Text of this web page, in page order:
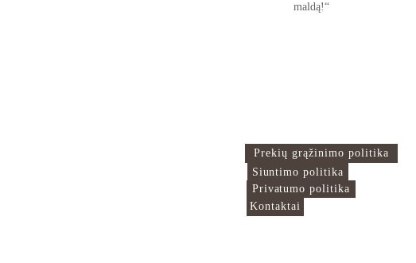
maldą!“
Privatumo politika
Prekių grąžinimo politika
Siuntimo politika
Kontaktai